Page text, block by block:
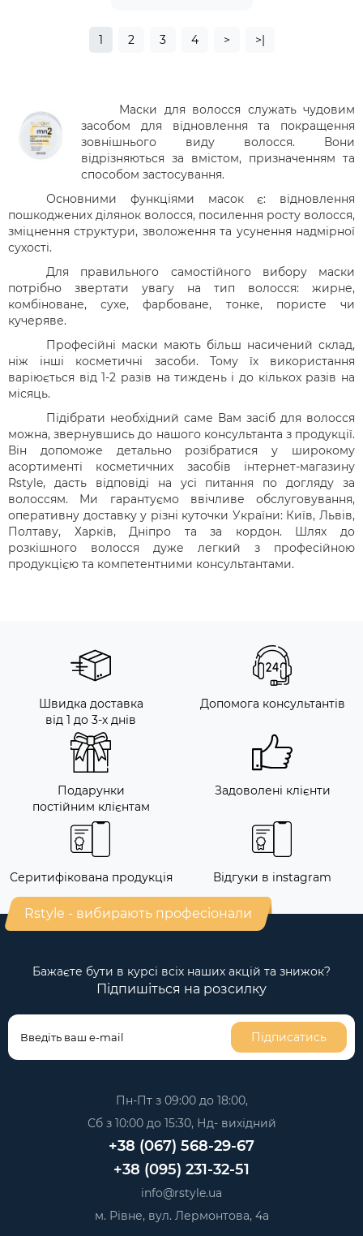
1 2 3 4 > >|
Маски для волосся служать чудовим
засобом для відновлення та покращення
зовнішнього виду волосся. Вони
відрізняються за вмістом, призначенням та
способом застосування.
Основними функціями масок є: відновлення
пошкоджених ділянок волосся, посилення росту волосся,
зміцнення структури, зволоження та усунення надмірної
сухості.
Для правильного самостійного вибору маски
потрібно звертати увагу на тип волосся: жирне,
комбіноване, сухе, фарбоване, тонке, пористе чи
кучеряве.
Професійні маски мають більш насичений склад,
ніж інші косметичні засоби. Тому їх використання
варіюється від 1-2 разів на тиждень і до кількох разів на
місяць.
Підібрати необхідний саме Вам засіб для волосся
можна, звернувшись до нашого консультанта з продукції.
Він допоможе детально розібратися у широкому
асортименті косметичних засобів інтернет-магазину
Rstyle, дасть відповіді на усі питання по догляду за
волоссям. Ми гарантуємо ввічливе обслуговування,
оперативну доставку у різні куточки України: Київ, Львів,
Полтаву, Харків, Дніпро та за кордон. Шлях до
розкішного волосся дуже легкий з професійною
продукцією та компетентними консультантами.
Швидка доставка
від 1 до 3-х днів
Допомога консультантів
Подарунки
постійним клієнтам
Задоволені клієнти
Серитифікована продукція Відгуки в instagram
Rstyle - вибирають професіонали
Бажаєте бути в курсі всіх наших акцій та знижок?
Підпишіться на розсилку
Підписатись
Пн-Пт з 09:00 до 18:00,
Сб з 10:00 до 15:30, Нд- вихідний
+38 (067) 568-29-67
+38 (095) 231-32-51
info@rstyle.ua
м. Рівне, вул. Лермонтова, 4а